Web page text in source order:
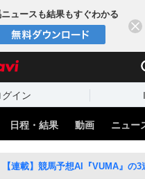
ュースも結果もすぐわかる
グイン
日程・結果 動画 ニュー
【連載】競馬予想AI『VUMA』の3